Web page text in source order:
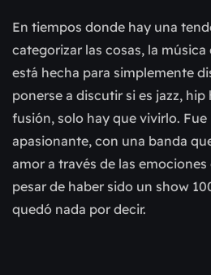
En tiempos donde hay una
categorizar las cosas, la
está hecha para simplemente
ponerse a discutir si es jazz,
fusión, solo hay que vivirlo.
apasionante, con una banda
amor a través de las
pesar de haber sido un show
quedó nada por decir.